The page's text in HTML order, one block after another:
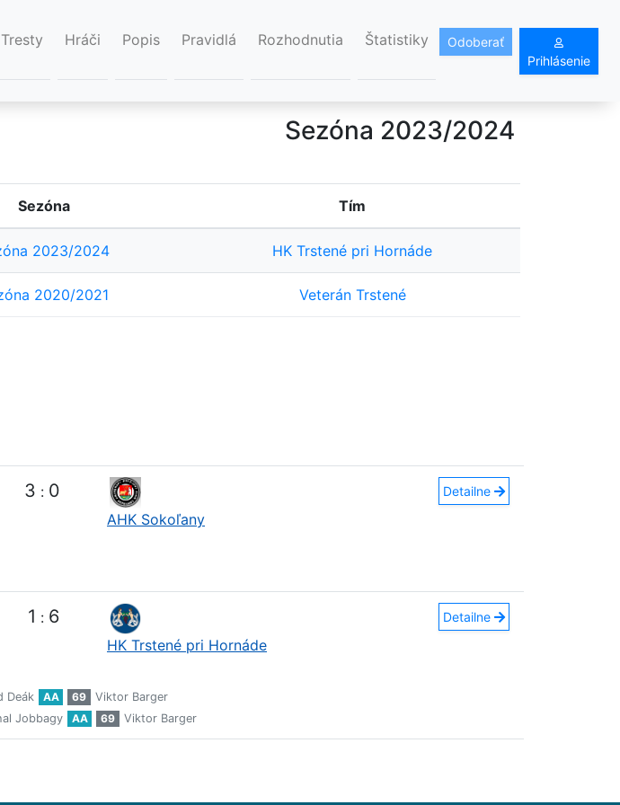
Tresty Hráči Popis Pravidlá Rozhodnutia Štatistiky
Odoberať
Prihlásenie
Sezóna 2023/2024
Sezóna Tím
2023/2024 HK Trstené pri Hornáde
2020/2021 Veterán Trstené
3 : 0
AHK Sokoľany
Detailne
1 : 6
HK Trstené pri Hornáde
Detailne
Deák AA 69
Viktor Barger
Jobbagy AA 69 Viktor Barger